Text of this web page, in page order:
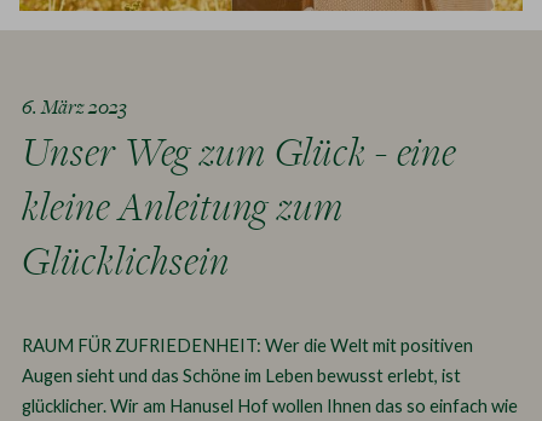
6. März 2023
Unser Weg zum Glück - eine
kleine Anleitung zum
Glücklichsein
RAUM FÜR ZUFRIEDENHEIT: Wer die Welt mit positiven
Augen sieht und das Schöne im Leben bewusst erlebt, ist
glücklicher. Wir am Hanusel Hof wollen Ihnen das so einfach wie